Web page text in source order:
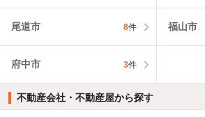
尾道市 8件 福山市
府中市 3件
不動産会社・不動産屋から探す